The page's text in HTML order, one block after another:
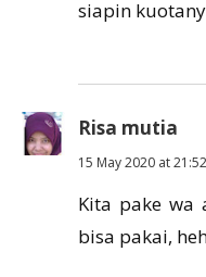
siapin
Risa mutia
15 May 2020 at 21:52
Kita pake wa
bisa pakai,